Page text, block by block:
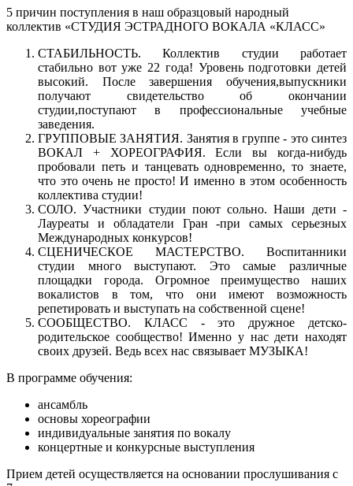
5 причин поступления в наш образцовый народный
коллектив «СТУДИЯ ЭСТРАДНОГО ВОКАЛА «КЛАСС»
СТАБИЛЬНОСТЬ. Коллектив студии работает
стабильно вот уже 22 года! Уровень подготовки детей
высокий. После завершения обучения,выпускники
получают свидетельство об окончании
студии,поступают в профессиональные учебные
заведения.
ГРУППОВЫЕ ЗАНЯТИЯ. Занятия в группе - это синтез
ВОКАЛ + ХОРЕОГРАФИЯ. Если вы когда-нибудь
пробовали петь и танцевать одновременно, то знаете,
что это очень не просто! И именно в этом особенность
коллектива студии!
СОЛО. Участники студии поют сольно. Наши дети -
Лауреаты и обладатели Гран -при самых серьезных
Международных конкурсов!
СЦЕНИЧЕСКОЕ МАСТЕРСТВО. Воспитанники
студии много выступают. Это самые различные
площадки города. Огромное преимущество наших
вокалистов в том, что они имеют возможность
репетировать и выступать на собственной сцене!
СООБЩЕСТВО. КЛАСС - это дружное детско-
родительское сообщество! Именно у нас дети находят
своих друзей. Ведь всех нас связывает МУЗЫКА!
В программе обучения:
ансамбль
основы хореографии
индивидуальные занятия по вокалу
концертные и конкурсные выступления
Прием детей осуществляется на основании прослушивания с